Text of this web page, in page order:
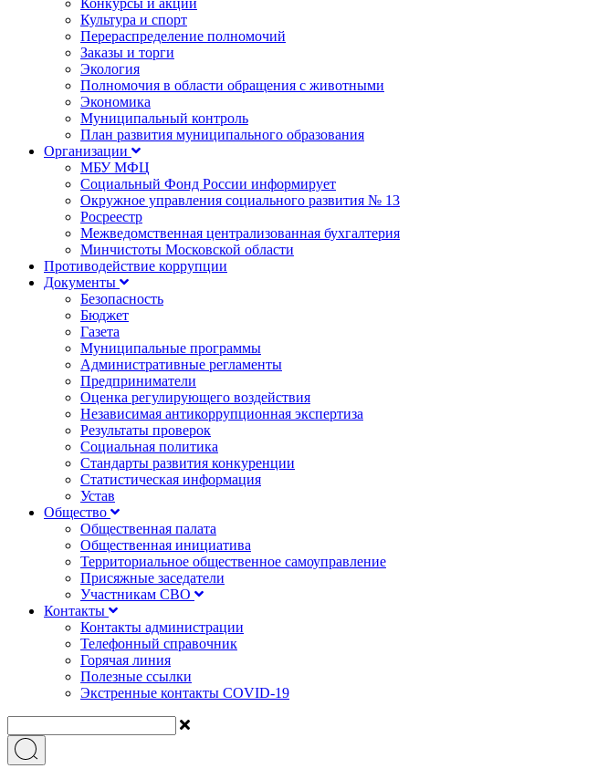
Конкурсы и акции
Культура и спорт
Перераспределение полномочий
Заказы и торги
Экология
Полномочия в области обращения с животными
Экономика
Муниципальный контроль
План развития муниципального образования
Организации
МБУ МФЦ
Социальный Фонд России информирует
Окружное управления социального развития № 13
Росреестр
Межведомственная централизованная бухгалтерия
Минчистоты Московской области
Противодействие коррупции
Документы
Безопасность
Бюджет
Газета
Муниципальные программы
Административные регламенты
Предприниматели
Оценка регулирующего воздействия
Независимая антикоррупционная экспертиза
Результаты проверок
Социальная политика
Стандарты развития конкуренции
Статистическая информация
Устав
Общество
Общественная палата
Общественная инициатива
Территориальное общественное самоуправление
Присяжные заседатели
Участникам СВО
Контакты
Контакты администрации
Телефонный справочник
Горячая линия
Полезные ссылки
Экстренные контакты COVID-19